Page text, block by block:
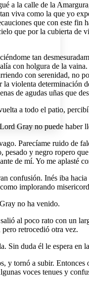
font size
margins
a la calle de la
viva como la que yo
que con este
que por la cubierta de
tan
con holgura de la
con serenidad, no
violenta determinación
de agudas uñas que
a todo el patio,
Gray no puede haber
Parecíame ruido de
y negro ropero
de mí. Yo me aplasté
confusión. Inés iba
implorando
no ha venido.
al poco rato con un
retrocedió otra vez.
duda él le espera en
y tornó a subir.
voces tenues y